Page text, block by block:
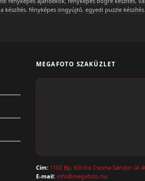
készítés, fényképes öngyújtó, egyedi puzzle készítés.
MEGAFOTO SZAKÜZLET
Cím:1102 Bp, Kőrösi Csoma Sándor út
E-mail:info@megafoto.hu